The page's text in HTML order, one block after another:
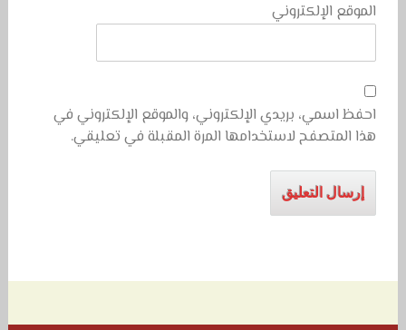
الموقع الإلكتروني
احفظ اسمي، بريدي الإلكتروني، والموقع الإلكتروني في
هذا المتصفح لاستخدامها المرة المقبلة في تعليقي.